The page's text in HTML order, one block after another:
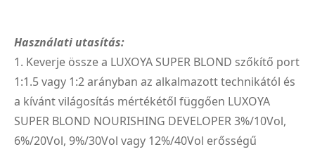
Használati utasítás:
1. Keverje össze a LUXOYA SUPER BLOND szőkítő port
1:1.5 vagy 1:2 arányban az alkalmazott technikától és
a kívánt világosítás mértékétől függően LUXOYA
SUPER BLOND NOURISHING DEVELOPER 3%/10Vol,
6%/20Vol, 9%/30Vol vagy 12%/40Vol erősségű